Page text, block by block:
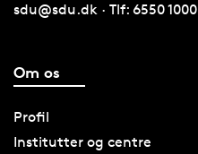
sdu@sdu.dk · Tlf: 6550 1000
Om os
Profil
Institutter og centre